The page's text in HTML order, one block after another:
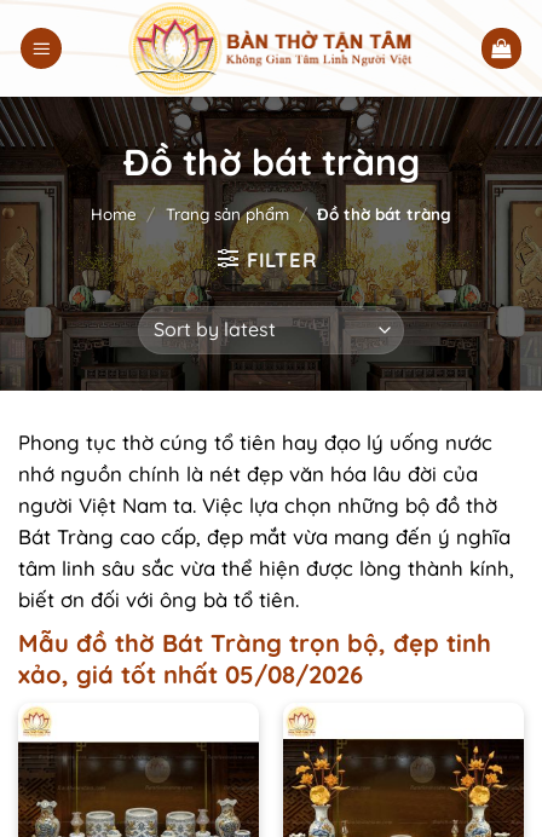
đến
dung
Đồ thờ bát tràng
Home / Trang sản phẩm / Đồ thờ bát tràng
FILTER
Phong tục thờ cúng tổ tiên hay đạo lý uống nước
nhớ nguồn chính là nét đẹp văn hóa lâu đời của
người Việt Nam ta. Việc lựa chọn những bộ đồ thờ
Bát Tràng cao cấp, đẹp mắt vừa mang đến ý nghĩa
tâm linh sâu sắc vừa thể hiện được lòng thành kính,
biết ơn đối với ông bà tổ tiên.
Mẫu đồ thờ Bát Tràng trọn bộ, đẹp tinh
xảo, giá tốt nhất 05/08/2026